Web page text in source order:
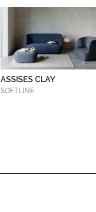
ASSISES CLAY
SOFTLINE